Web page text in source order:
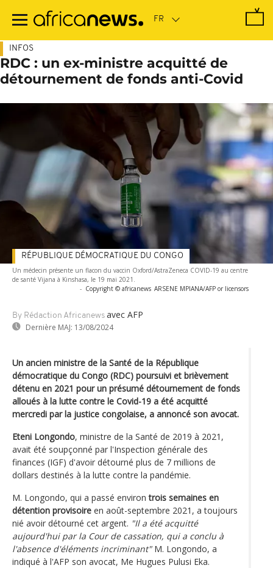
contenu
INFOS
RDC : un ex-ministre acquitté de
détournement de fonds anti-Covid
Un médecin présente un flacon du vaccin Oxford/AstraZeneca COVID-19 au centre
de santé Vijana à Kinshasa, le 19 mai 2021.
- Copyright © africanews ARSENE MPIANA/AFP or licensors
By Rédaction Africanews avec AFP
Dernière MAJ: 13/08/2024
RÉPUBLIQUE DÉMOCRATIQUE DU CONGO
Un ancien ministre de la Santé de la République
démocratique du Congo (RDC) poursuivi et brièvement
détenu en 2021 pour un présumé détournement de fonds
alloués à la lutte contre le Covid-19 a été acquitté
mercredi par la justice congolaise, a annoncé son avocat.
Eteni Longondo, ministre de la Santé de 2019 à 2021,
avait été soupçonné par l'Inspection générale des
finances (IGF) d'avoir détourné plus de 7 millions de
dollars destinés à la lutte contre la pandémie.
M. Longondo, qui a passé environtrois semaines en
détention provisoire en août-septembre 2021, a toujours
nié avoir détourné cet argent. "Il a été acquitté
aujourd'hui par la Cour de cassation, qui a conclu à
l'absence d'éléments incriminant"M. Longondo, a
indiqué à l'AFP son avocat, Me Hugues Pulusi Eka.